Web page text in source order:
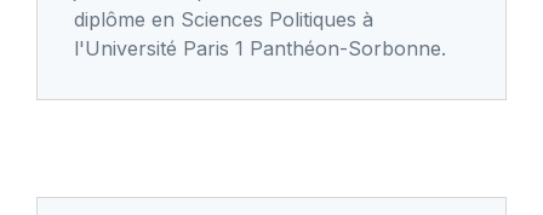
diplôme en Sciences Politiques à
l'Université Paris 1 Panthéon-Sorbonne.